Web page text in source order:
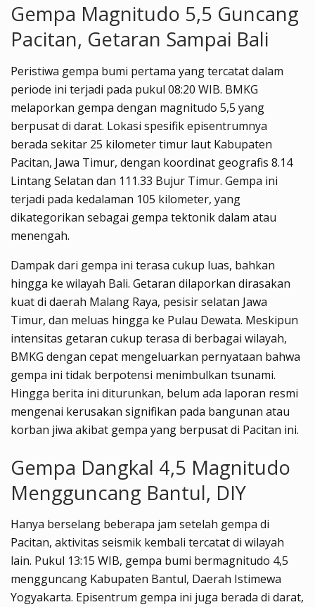
Gempa Magnitudo 5,5 Guncang
Pacitan, Getaran Sampai Bali
Peristiwa gempa bumi pertama yang tercatat dalam
periode ini terjadi pada pukul 08:20 WIB. BMKG
melaporkan gempa dengan magnitudo 5,5 yang
berpusat di darat. Lokasi spesifik episentrumnya
berada sekitar 25 kilometer timur laut Kabupaten
Pacitan, Jawa Timur, dengan koordinat geografis 8.14
Lintang Selatan dan 111.33 Bujur Timur. Gempa ini
terjadi pada kedalaman 105 kilometer, yang
dikategorikan sebagai gempa tektonik dalam atau
menengah.
Dampak dari gempa ini terasa cukup luas, bahkan
hingga ke wilayah Bali. Getaran dilaporkan dirasakan
kuat di daerah Malang Raya, pesisir selatan Jawa
Timur, dan meluas hingga ke Pulau Dewata. Meskipun
intensitas getaran cukup terasa di berbagai wilayah,
BMKG dengan cepat mengeluarkan pernyataan bahwa
gempa ini tidak berpotensi menimbulkan tsunami.
Hingga berita ini diturunkan, belum ada laporan resmi
mengenai kerusakan signifikan pada bangunan atau
korban jiwa akibat gempa yang berpusat di Pacitan ini.
Gempa Dangkal 4,5 Magnitudo
Mengguncang Bantul, DIY
Hanya berselang beberapa jam setelah gempa di
Pacitan, aktivitas seismik kembali tercatat di wilayah
lain. Pukul 13:15 WIB, gempa bumi bermagnitudo 4,5
mengguncang Kabupaten Bantul, Daerah Istimewa
Yogyakarta. Episentrum gempa ini juga berada di darat,